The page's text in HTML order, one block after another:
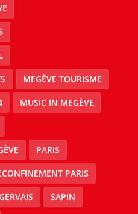
MEGÈVE TOURISME
MUSIC IN MEGÈVE
PARIS
PARIS
SAPIN